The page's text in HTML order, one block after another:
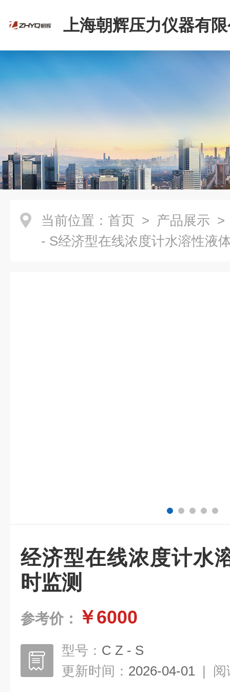
上海朝辉压力仪器有
当前位置： 首页 > 产品展示
- S经济型在线浓度计水溶性液
经济型在线浓度计水
时监测
参考价： ￥6000
型号： C Z - S
更新时间： 2026-04-01 | 阅